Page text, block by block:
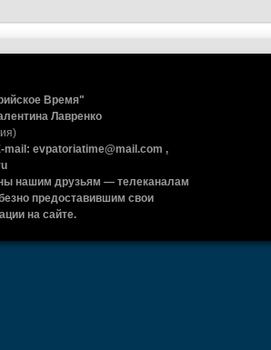
Время"
Лавренко
mail: evpatoriatime@mail.com ,
нашим друзьям — телеканалам
предоставившим свои
на сайте.